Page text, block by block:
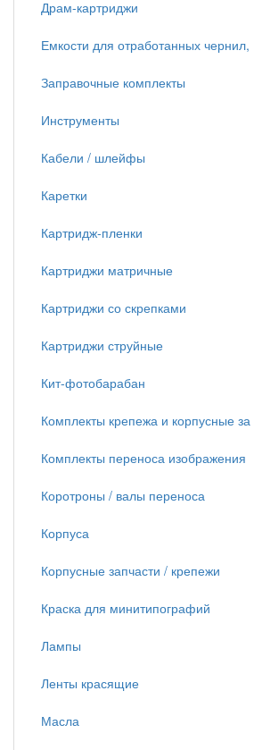
Драм-картриджи
Емкости для отработанных чернил,
Заправочные комплекты
Инструменты
Кабели / шлейфы
Каретки
Картридж-пленки
Картриджи матричные
Картриджи со скрепками
Картриджи струйные
Кит-фотобарабан
Комплекты крепежа и корпусные за
Комплекты переноса изображения
Коротроны / валы переноса
Корпуса
Корпусные запчасти / крепежи
Краска для минитипографий
Лампы
Ленты красящие
Масла